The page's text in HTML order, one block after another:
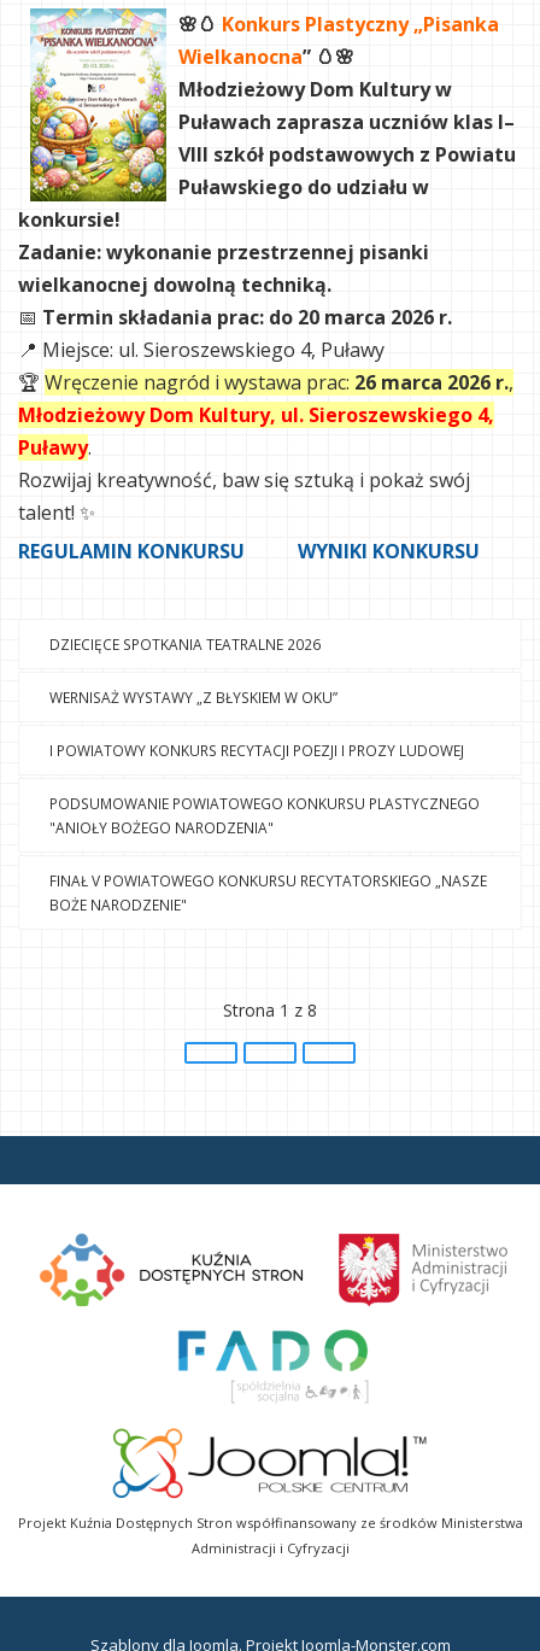
🌸🥚 Konkurs Plastyczny „Pisanka
Wielkanocna” 🥚🌸
Młodzieżowy Dom Kultury w
Puławach zaprasza uczniów klas I–
VIII szkół podstawowych z Powiatu
Puławskiego do udziału w
konkursie!
Zadanie: wykonanie przestrzennej pisanki
wielkanocnej dowolną techniką.
📅 Termin składania prac: do 20 marca 2026 r.
📍 Miejsce: ul. Sieroszewskiego 4, Puławy
🏆 Wręczenie nagród i wystawa prac: 26 marca 2026 r.,
Młodzieżowy Dom Kultury, ul. Sieroszewskiego 4,
Puławy.
Rozwijaj kreatywność, baw się sztuką i pokaż swój
talent! ✨
REGULAMIN KONKURSU
WYNIKI KONKURSU
DZIECIĘCE SPOTKANIA TEATRALNE 2026
WERNISAŻ WYSTAWY „Z BŁYSKIEM W OKU”
I POWIATOWY KONKURS RECYTACJI POEZJI I PROZY LUDOWEJ
PODSUMOWANIE POWIATOWEGO KONKURSU PLASTYCZNEGO
"ANIOŁY BOŻEGO NARODZENIA"
FINAŁ V POWIATOWEGO KONKURSU RECYTATORSKIEGO „NASZE
BOŻE NARODZENIE"
Strona 1 z 8
Projekt Kuźnia Dostępnych Stron współfinansowany ze środków Ministerstwa
Administracji i Cyfryzacji
Szablony dla Joomla. Projekt Joomla-Monster.com